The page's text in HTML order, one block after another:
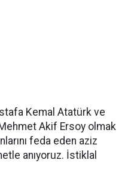
Kemal Atatürk ve
Mehmet Akif Ersoy olmak
feda eden aziz
anıyoruz. İstiklal